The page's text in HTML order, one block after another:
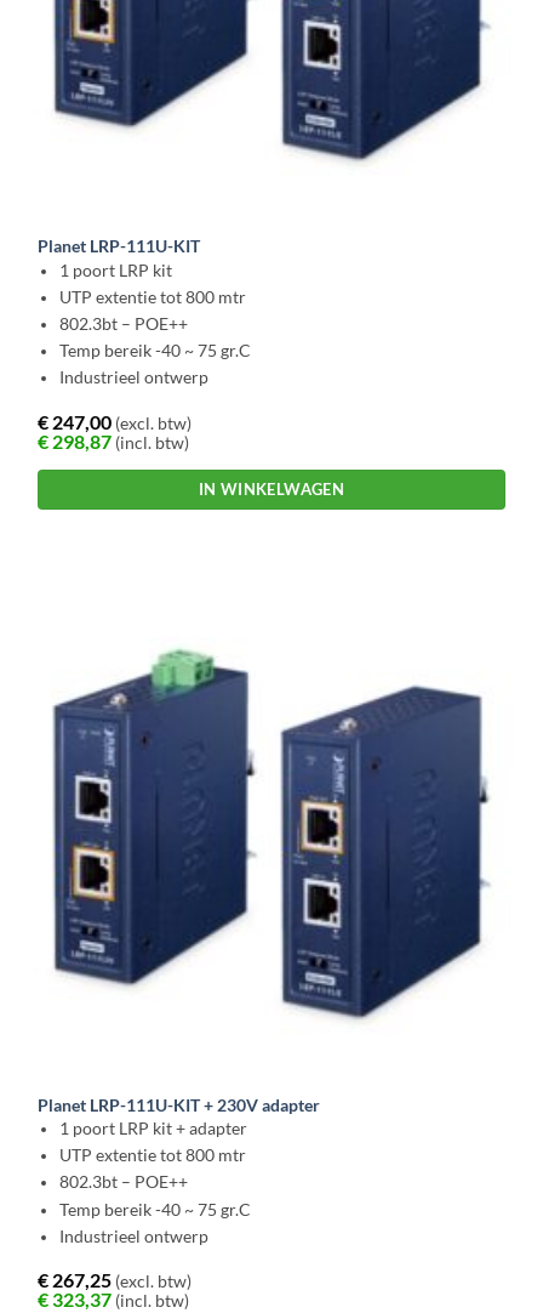
Planet LRP-111U-KIT
1 poort LRP kit
UTP extentie tot 800 mtr
802.3bt – POE++
Temp bereik -40 ~ 75 gr.C
Industrieel ontwerp
€ 247,00 (excl. btw)
€ 298,87 (incl. btw)
IN WINKELWAGEN
Planet LRP-111U-KIT + 230V adapter
1 poort LRP kit + adapter
UTP extentie tot 800 mtr
802.3bt – POE++
Temp bereik -40 ~ 75 gr.C
Industrieel ontwerp
€ 267,25 (excl. btw)
€323,37 (incl. btw)